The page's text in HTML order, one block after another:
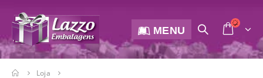
MENU
Loja